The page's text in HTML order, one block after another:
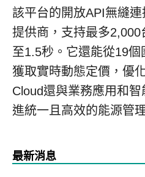
該平台的開放API無縫
提供商，支持最多
至1.5秒。它還能從19個
獲取實時動態定價，優
Cloud還與業務應用和
進統一且高效的能源管
最新消息